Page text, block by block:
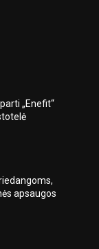
„Enefit“
apsaugos